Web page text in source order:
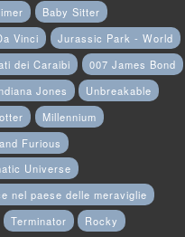
Baby Sitter
Vinci
Jurassic Park - World
dei Caraibi
007 James Bond
Jones
Unbreakable
Millennium
Furious
Universe
nel paese delle meraviglie
Terminator Rocky